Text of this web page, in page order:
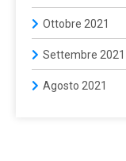
Ottobre 2021
Settembre 2021
Agosto 2021